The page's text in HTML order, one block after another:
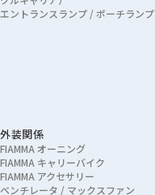
エントランスランプ / ポーチランプ
外装関係
FIAMMA オーニング
FIAMMA キャリーバイク
FIAMMA アクセサリー
ベンチレータ / マックスファン